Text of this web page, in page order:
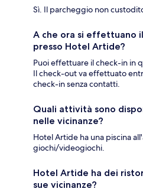
Sì. Il parcheggio non
A che ora si effettuano
presso Hotel Artide?
Puoi effettuare il check-in in
Il check-out va effettuato
check-in senza contatti.
Quali attività sono
nelle vicinanze?
Hotel Artide ha una piscina
giochi/videogiochi.
Hotel Artide ha dei
sue vicinanze?